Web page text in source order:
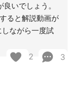
いでしょう。
ると解説動画が
ながら一度試
2 3